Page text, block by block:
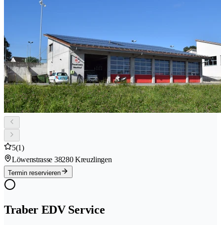
5(1)
Löwenstrasse 38280 Kreuzlingen
Termin reservieren
Traber EDV Service